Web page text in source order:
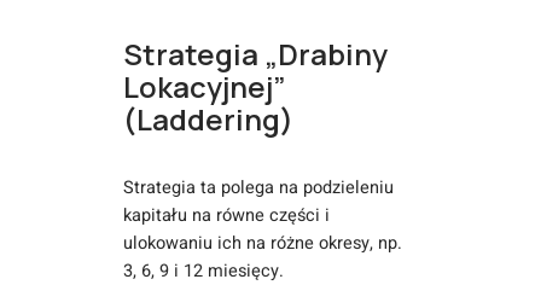
Strategia „Drabiny
Lokacyjnej”
(Laddering)
Strategia ta polega na podzieleniu
kapitału na równe części i
ulokowaniu ich na różne okresy, np.
3, 6, 9 i 12 miesięcy.